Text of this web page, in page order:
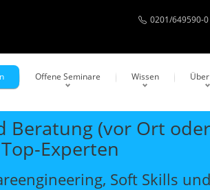
0201/649590-0
Offene Seminare Wissen
Beratung (vor Ort
Experten
Soft Skills